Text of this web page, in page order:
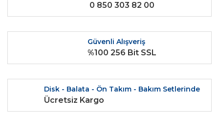
Bu ürüne benzer farklı alternatifler olmalı.
0 850 303 82 00
Güvenli Alışveriş
%100 256 Bit SSL
Disk - Balata - Ön Takım - Bakım Setlerinde
Ücretsiz Kargo